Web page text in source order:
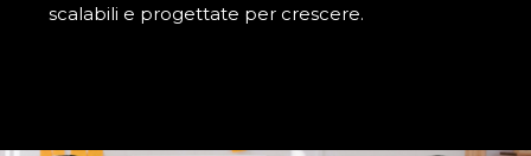
scalabili e progettate per crescere.